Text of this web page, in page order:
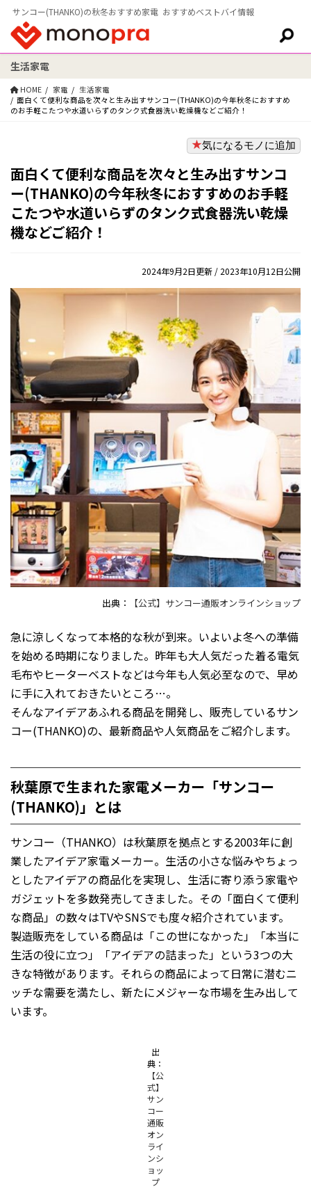
サンコー(THANKO)の秋冬おすすめ家電 おすすめベストバイ情報
検索:
生活家電
HOME 家電
生活家電
面白くて便利な商品を次々と生み出すサンコー(THANKO)の今年秋冬におすすめ
のお手軽こたつや水道いらずのタンク式食器洗い乾燥機などご紹介！
気になるモノに追加
面白くて便利な商品を次々と生み出すサンコ
ー(THANKO)の今年秋冬におすすめのお手軽
こたつや水道いらずのタンク式食器洗い乾燥
機などご紹介！
2024年9月2日更新 / 2023年10月12日公開
出典： 【公式】サンコー通販オンラインショップ
急に涼しくなって本格的な秋が到来。いよいよ冬への準備
を始める時期になりました。昨年も大人気だった着る電気
毛布やヒーターベストなどは今年も人気必至なので、早め
に手に入れておきたいところ…。
そんなアイデアあふれる商品を開発し、販売しているサン
コー(THANKO)の、最新商品や人気商品をご紹介します。
秋葉原で生まれた家電メーカー「サンコー
(THANKO)」とは
サンコー（THANKO）は秋葉原を拠点とする2003年に創
業したアイデア家電メーカー。生活の小さな悩みやちょっ
としたアイデアの商品化を実現し、生活に寄り添う家電や
ガジェットを多数発売してきました。その「面白くて便利
な商品」の数々はTVやSNSでも度々紹介されています。
製造販売をしている商品は「この世になかった」「本当に
生活の役に立つ」「アイデアの詰まった」という3つの大
きな特徴があります。それらの商品によって日常に潜むニ
ッチな需要を満たし、新たにメジャーな市場を生み出して
います。
出
典：
【公
式】
サン
コー
通販
オン
ライ
ンシ
ョッ
プ